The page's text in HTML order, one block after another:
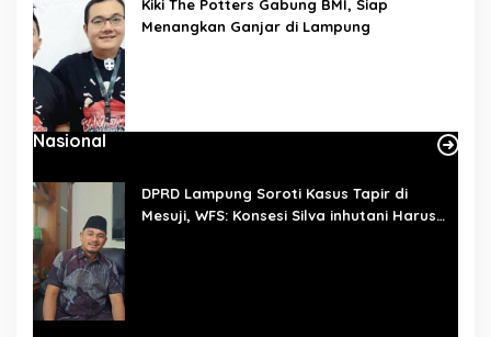
Kiki The Potters Gabung BMI, Siap
Menangkan Ganjar di Lampung
Nasional
DPRD Lampung Soroti Kasus Tapir di
Mesuji, WFS: Konsesi Silva inhutani Harus